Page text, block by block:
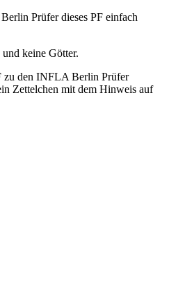
Prüfer dieses PF einfach
keine Götter.
zu den INFLA Berlin Prüfer
Zettelchen mit dem Hinweis auf